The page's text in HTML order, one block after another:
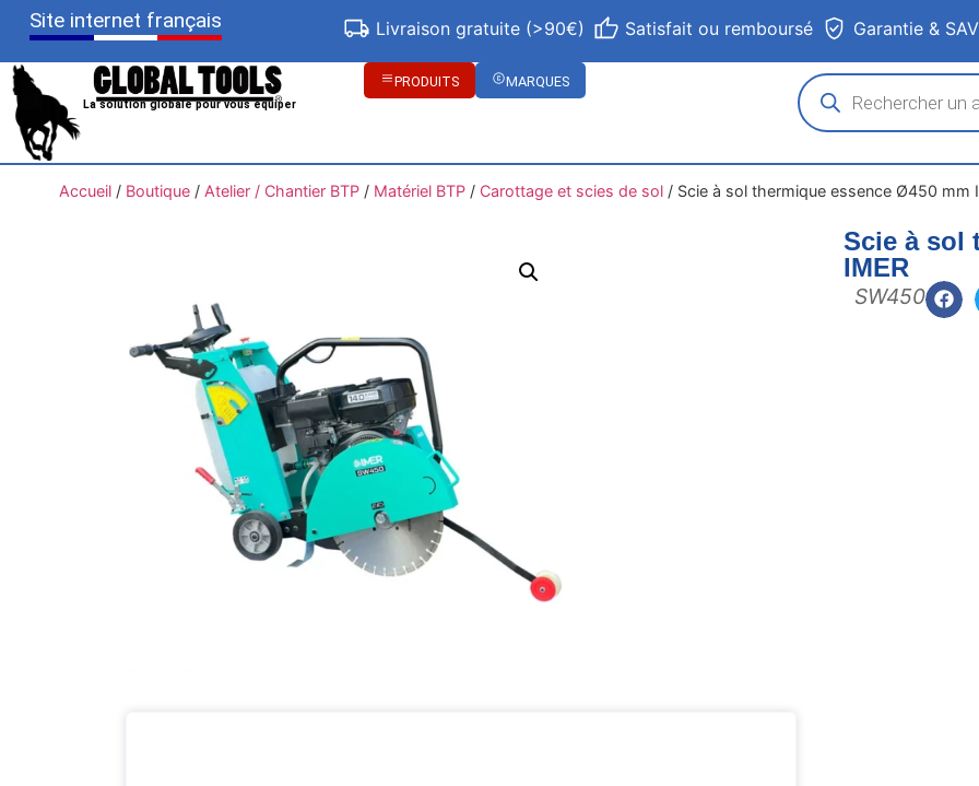
Site internet français Livraison gratuite (>90€) Satisfait ou remboursé Garantie & SAV
La solution globale pour vous équiper
PRODUITS MARQUES
Accueil/ Boutique/ Atelier / Chantier BTP/ Matériel BTP/ Carottage et scies de sol/ Scie à sol thermique essence Ø450 mm
Scie à sol
IMER
SW450